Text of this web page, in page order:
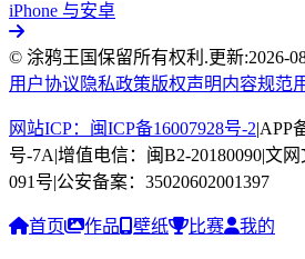
iPhone 与安卓
© 涂鸦王国保留所有权利.更新:2026-
用户协议 隐私政策版权声明内容规范
网站ICP：闽ICP备16007928号-2|APP
号-7A|增值电信：闽B2-20180090|文网
091号|公安备案：35020602001397
首页 作品 壁纸 比赛 我的